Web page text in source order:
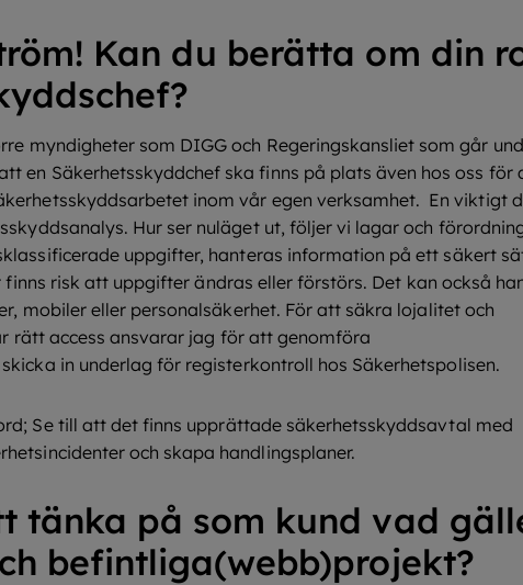
Kan du berätta om din
myndigheter som DIGG och Regeringskansliet som går
en Säkerhetsskyddchef ska finns på plats även hos oss för
inom vår egen verksamhet. En viktigt
Hur ser nuläget ut, följer vi lagar och
uppgifter, hanteras information på ett säkert
risk att uppgifter ändras eller förstörs. Det kan också
mobiler eller personalsäkerhet. För att säkra lojalitet och
rätt access ansvarar jag för att genomföra
in underlag för registerkontroll hos Säkerhetspolisen.
Se till att det finns upprättade säkerhetsskyddsavtal med
och skapa handlingsplaner.
tänka på som kund vad
befintliga(webb)projekt?